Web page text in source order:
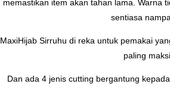
memastikan item akan tahan lama. Warna
sentiasa
MaxiHijab Sirruhu di reka untuk pemakai
paling
Dan ada 4 jenis cutting bergantung